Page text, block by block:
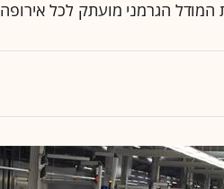
הגרמני מועתק לכל אירופה